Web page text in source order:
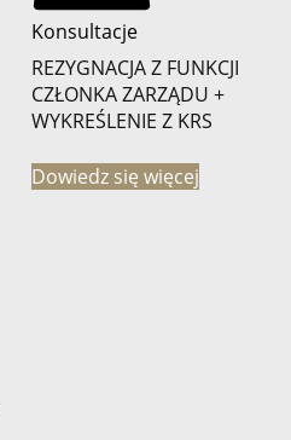
Konsultacje
REZYGNACJA Z FUNKCJI
CZŁONKA ZARZĄDU +
WYKREŚLENIE Z KRS
Dowiedz się więcej